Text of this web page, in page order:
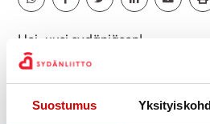
Suostumus
Hei, uusi sydänjäsen!
Savon Sydänalue järjestää
toimintaan ja toisiimme.